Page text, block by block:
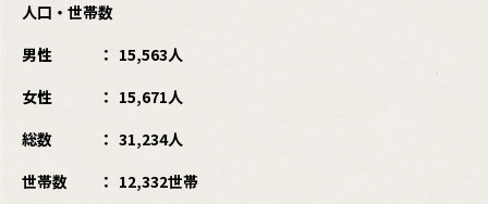
人口・世帯数
男性
15,563人
女性
15,671人
総数
31,234人
世帯数
12,332世帯